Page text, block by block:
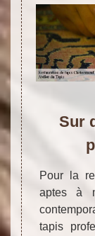
Sur
Pour la
aptes à
tapis